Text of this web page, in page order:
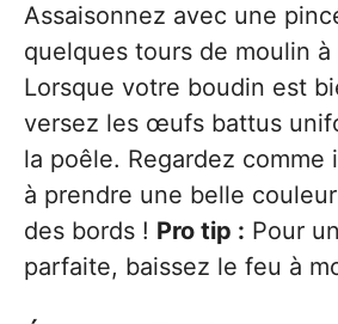
Assaisonnez avec une
quelques tours de moulin à
Lorsque votre boudin est
versez les œufs battus
la poêle. Regardez comme
à prendre une belle
des bords ! Pro tip : Pour
parfaite, baissez le feu à